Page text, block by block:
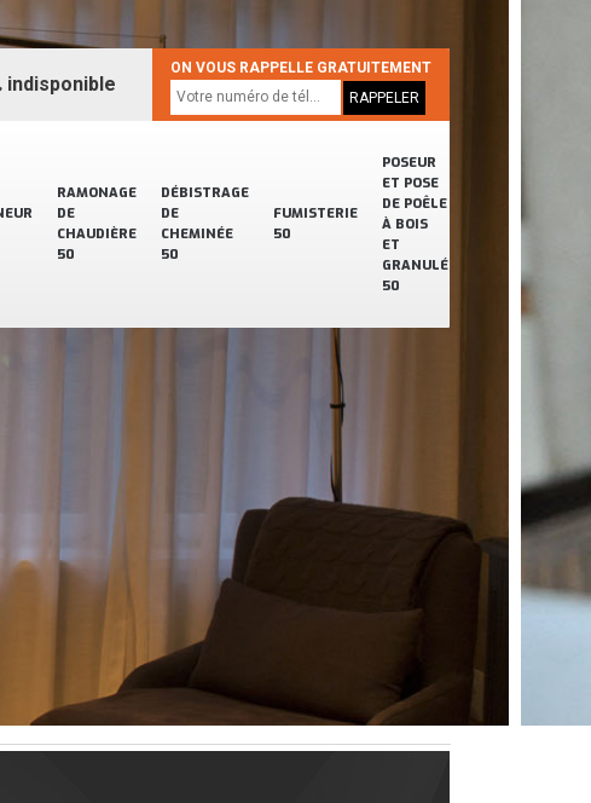
RAMONAGE
DE
CHAUDIÈRE
50
DÉBISTRAGE
DE
CHEMINÉE
50
FUMISTERIE
50
POSEUR
ET POSE
DE POÊLE
À BOIS
ET
GRANULÉ
50
indisponible
ON VOUS RAPPELLE GRATUITEMENT